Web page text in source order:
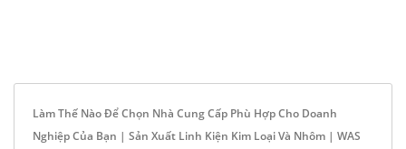
Làm Thế Nào Để Chọn Nhà Cung Cấp Phù Hợp Cho Doanh
Nghiệp Của Bạn | Sản Xuất Linh Kiện Kim Loại Và Nhôm | WAS